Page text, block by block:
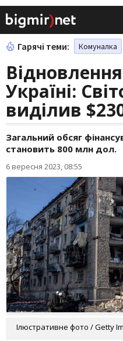
Гарячі теми: Комуналка
Україні:
виділив
Загальний обсяг
становить 800 млн дол.
6 вересня 2023, 08:55
Ілюстративне фото / Getty